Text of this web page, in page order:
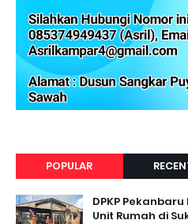
POPULAR
DPKP
Unit Rumah di